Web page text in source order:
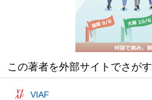
この著者を外部サイトでさがす
VIAF